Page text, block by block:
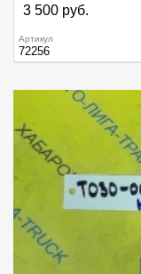
3 500 руб.
Артикул
72256